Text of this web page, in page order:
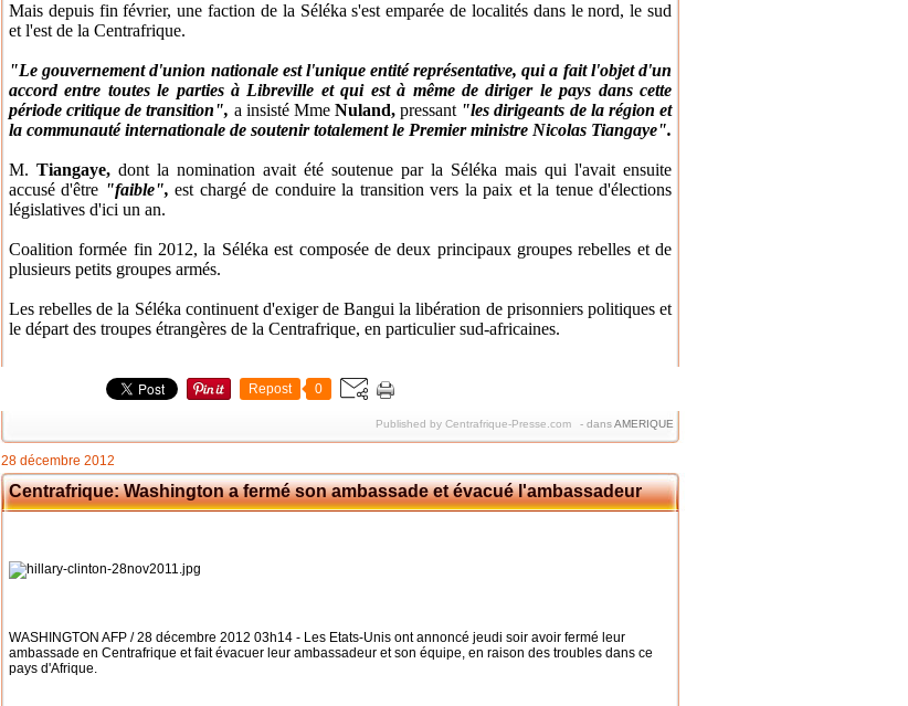
Mais depuis fin février, une faction de la Séléka s'est emparée de localités dans le nord, le sud
et l'est de la Centrafrique.
"Le gouvernement d'union nationale est l'unique entité représentative, qui a fait l'objet d'un
accord entre toutes le parties à Libreville et qui est à même de diriger le pays dans cette
période critique de transition", a insisté MmeNuland, pressant "les dirigeants de la région et
la communauté internationale de soutenir totalement le Premier ministre Nicolas Tiangaye".
M. Tiangaye, dont la nomination avait été soutenue par la Séléka mais qui l'avait ensuite
accusé d'être "faible", est chargé de conduire la transition vers la paix et la tenue d'élections
législatives d'ici un an.
Coalition formée fin 2012, la Séléka est composée de deux principaux groupes rebelles et de
plusieurs petits groupes armés.
Les rebelles de la Séléka continuent d'exiger de Bangui la libération de prisonniers politiques et
le départ des troupes étrangères de la Centrafrique, en particulier sud-africaines.
Repost 0
Published by Centrafrique-Presse.com - dansAMERIQUE
28 décembre 2012
Centrafrique: Washington a fermé son ambassade et évacué l'ambassadeur
WASHINGTON AFP / 28 décembre 2012 03h14 - Les Etats-Unis ont annoncé jeudi soir avoir fermé leur
ambassade en Centrafrique et fait évacuer leur ambassadeur et son équipe, en raison des troubles dans ce
pays d'Afrique.